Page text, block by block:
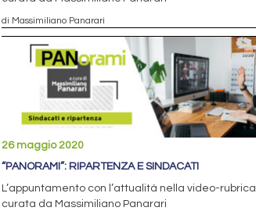
di Massimiliano Panarari
26 maggio 2020
“PANORAMI”: RIPARTENZA E SINDACATI
L’appuntamento con l’attualità nella video-rubrica
curata da Massimiliano Panarari